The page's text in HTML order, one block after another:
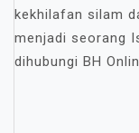
kekhilafan silam
menjadi seorang
dihubungi BH